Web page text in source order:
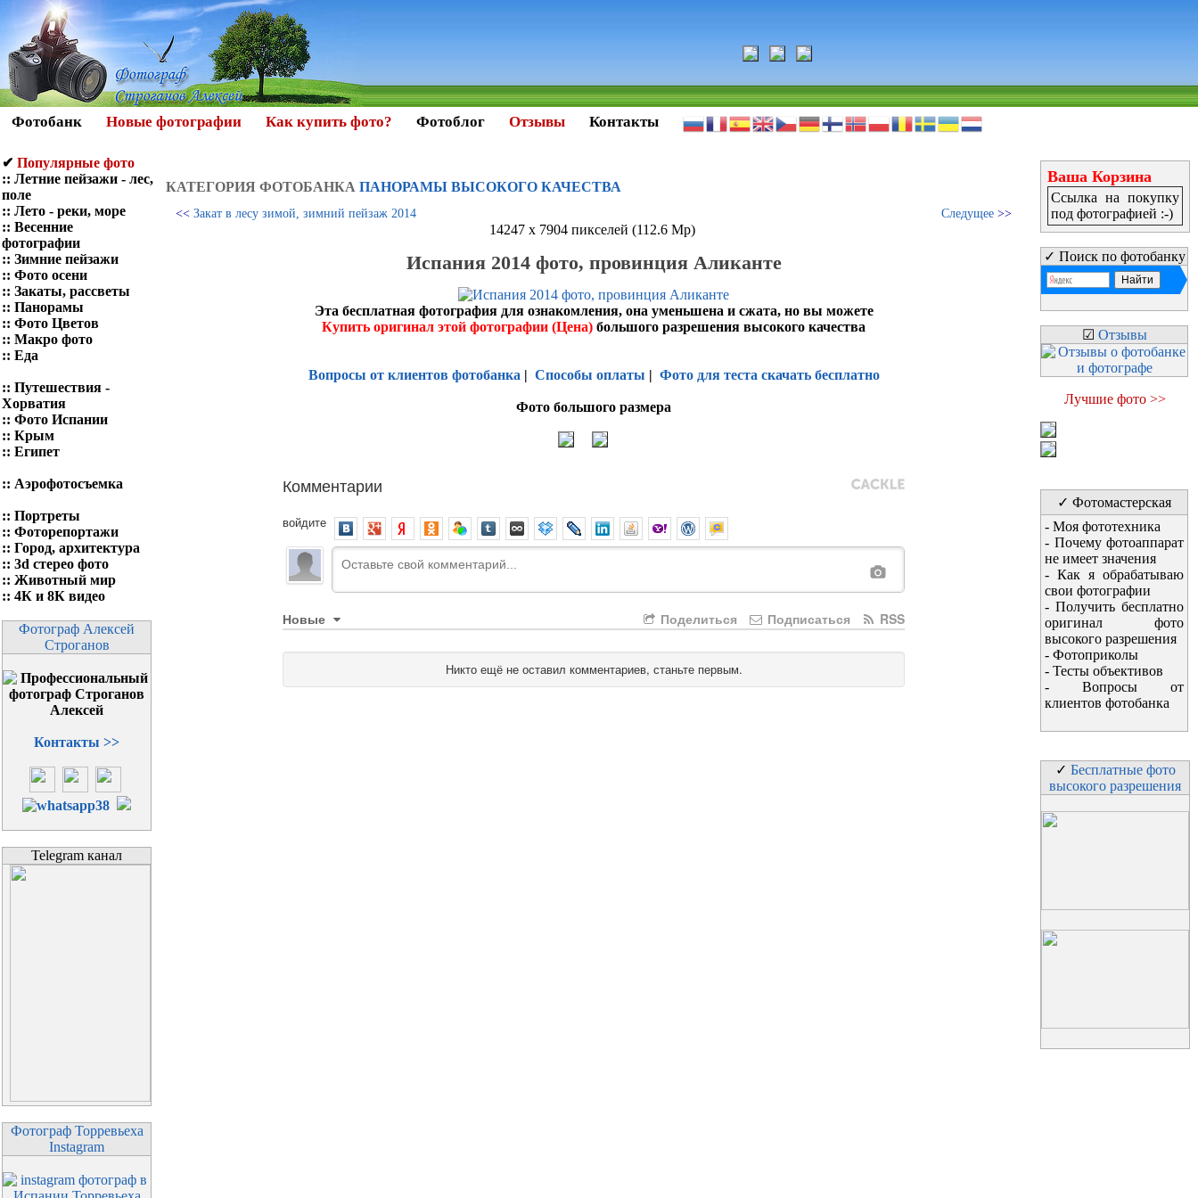
Фотобанк Новые фотографии Как купить фото? Фотоблог Отзывы Контакты
✔ Популярные фото
:: Летние пейзажи - лес,
поле
:: Лето - реки, море
:: Весенние
фотографии
:: Зимние пейзажи
:: Фото осени
:: Закаты, рассветы
:: Панорамы
:: Фото Цветов
:: Макро фото
:: Еда
:: Путешествия -
Хорватия
:: Фото Испании
:: Крым
:: Египет
:: Аэрофотосъемка
:: Портреты
:: Фоторепортажи
:: Город, архитектура
:: 3d стерео фото
:: Животный мир
:: 4К и 8К видео
Фотограф Алексей
Строганов
Контакты >>
Telegram канал
Фотограф Торревьеха
Instagram
КАТЕГОРИЯ ФОТOБАНКА ПАНОРАМЫ ВЫСОКОГО КАЧЕСТВА
<< Закат в лесу зимой, зимний пейзаж 2014 Следущее >>
14247 x 7904 пикселей (112.6 Mp)
Испания 2014 фото, провинция Аликанте
Эта бесплатная фотография для ознакомления, она уменьшена и сжата, но вы можете
Купить оригинал этой фотографии (Цена) большого разрешения высокого качества
Вопросы от клиентов фотобанка| Способы оплаты Фото для теста скачать бесплатно
Фото большого размера
Комментарии
войдите
Новые RSS
Подписаться
Поделиться
Никто ещё не оставил комментариев, станьте первым.
Ваша Корзина
Ссылка на покупку
под фотографией :-)
✓ Поиск по фотобанку
☑ Отзывы
Лучшие фото >>
✓ Фотомастерская
- Моя фототехника
- Почему фотоаппарат
не имеет значения
- Как я обрабатываю
свои фотографии
- Получить бесплатно
оригинал фото
высокого разрешения
- Фотоприколы
- Тесты объективов
- Вопросы от
клиентов фотобанка
✓ Бесплатные фото
высокого разрешения